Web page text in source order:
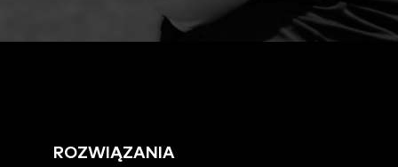
ROZWIĄZANIA